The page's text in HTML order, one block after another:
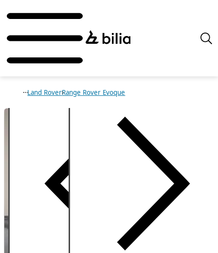
Land RoverRange Rover Evoque